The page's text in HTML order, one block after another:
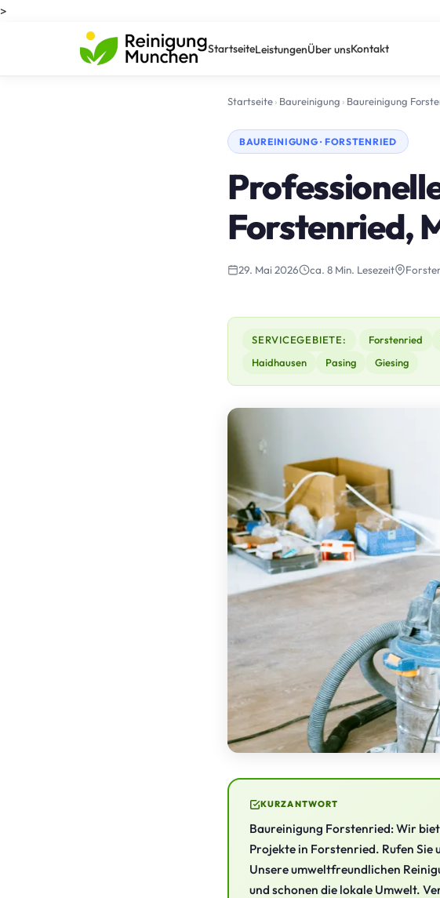
>
StartseiteLeistungenÜber unsKontakt
Startseite› Baureinigung › Baureinigung
BAUREINIGUNG · FORSTENRIED
Forstenried,
29. Mai 2026 ca. 8 Min. Lesezeit
SERVICEGEBIETE: Forstenried
Haidhausen
Pasing Giesing
KURZANTWORT
Baureinigung Forstenried: Wir
Projekte in Forstenried. Rufen Sie
Unsere umweltfreundlichen
und schonen die lokale Umwelt.